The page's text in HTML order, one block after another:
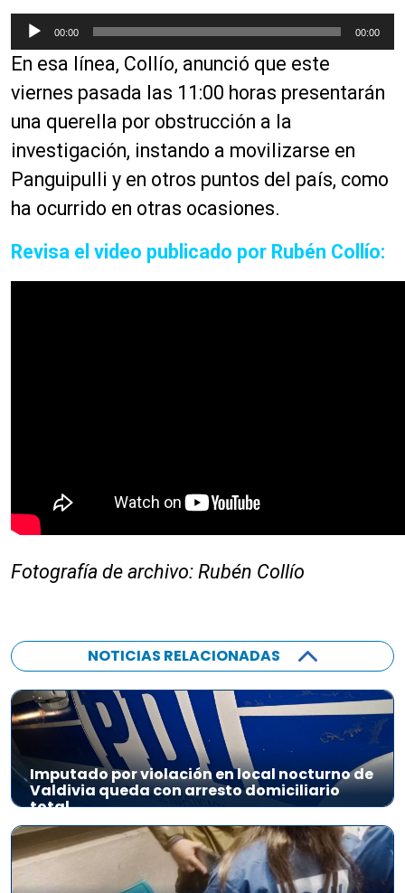
e
p
r
d
u
c
t
o
r
d
e
00:00 00:00
En esa línea, Collío, anunció que este
viernes pasada las 11:00 horas presentarán
una querella por obstrucción a la
investigación, instando a movilizarse en
Panguipulli y en otros puntos del país, como
ha ocurrido en otras ocasiones.
Revisa el video publicado por Rubén Collío:
Fotografía de archivo: Rubén Collío
NOTICIAS RELACIONADAS
Imputado por violación en local nocturno de
Valdivia queda con arresto domiciliario
total